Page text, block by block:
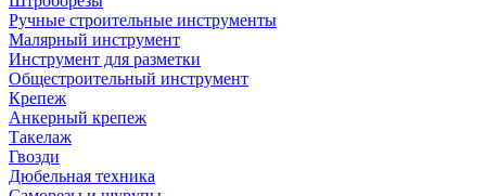
Ручные строительные инструменты
Малярный инструмент
Инструмент для разметки
Общестроительный инструмент
Крепеж
Анкерный крепеж
Такелаж
Гвозди
Дюбельная техника